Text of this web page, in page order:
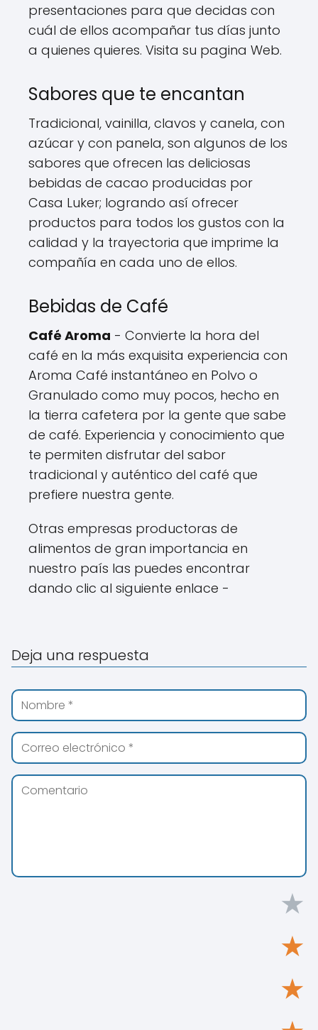
presentaciones para que decidas con
cuál de ellos acompañar tus días junto
a quienes quieres. Visita su pagina Web.
Sabores que te encantan
Tradicional, vainilla, clavos y canela, con
azúcar y con panela, son algunos de los
sabores que ofrecen las deliciosas
bebidas de cacao producidas por
Casa Luker; logrando así ofrecer
productos para todos los gustos con la
calidad y la trayectoria que imprime la
compañía en cada uno de ellos.
Bebidas de Café
Café Aroma - Convierte la hora del
café en la más exquisita experiencia con
Aroma Café instantáneo en Polvo o
Granulado como muy pocos, hecho en
la tierra cafetera por la gente que sabe
de café. Experiencia y conocimiento que
te permiten disfrutar del sabor
tradicional y auténtico del café que
prefiere nuestra gente.
Otras empresas productoras de
alimentos de gran importancia en
nuestro país las puedes encontrar
dando clic al siguiente enlace -
Deja una respuesta
★
★
★